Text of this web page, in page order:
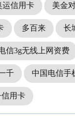
运信用卡 美金
多百来 长
信3g无线上网资费
千 中国电信手
用卡